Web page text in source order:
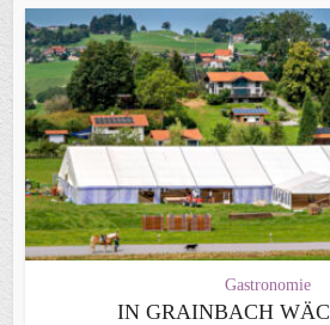
Gastronomie
IN GRAINBACH